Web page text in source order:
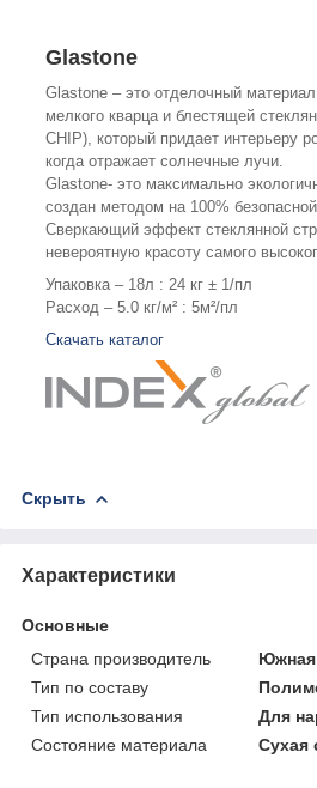
Glastone
Glastone – это отделочный
мелкого кварца и блестящей
CHIP), который придает интерьеру
когда отражает солнечные лучи.
Glastone- это максимально
создан методом на 100%
Сверкающий эффект стеклянной
невероятную красоту самого
Упаковка – 18л : 24 кг ± 1/пл
Расход – 5.0 кг/м² : 5м²/пл
Скачать каталог
Скрыть
Характеристики
Основные
Страна производитель
Тип по составу
Тип использования
Для
Состояние материала
Сухая